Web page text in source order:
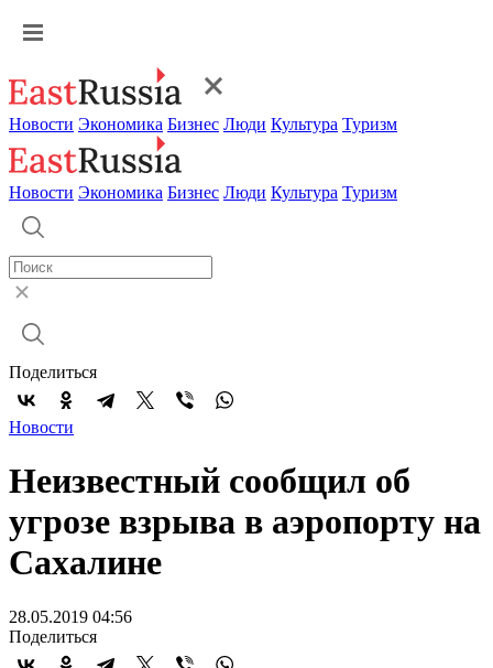
Новости Экономика Бизнес Люди Культура Туризм
Новости Экономика Бизнес Люди Культура Туризм
Поделиться
Новости
Неизвестный сообщил об
угрозе взрыва в аэропорту на
Сахалине
28.05.2019 04:56
Поделиться